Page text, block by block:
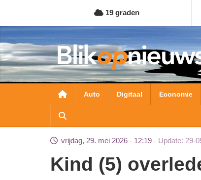
naar
de
inhoud
gaan
19 graden
Hoofdnavigatie
Auto Digitaal Economie
vrijdag, 29. mei 2026 - 12:19 Update: 29-
Kind (5)